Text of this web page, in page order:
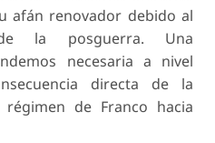
afán renovador debido al
la posguerra. Una
necesaria a nivel
directa de la
de Franco hacia